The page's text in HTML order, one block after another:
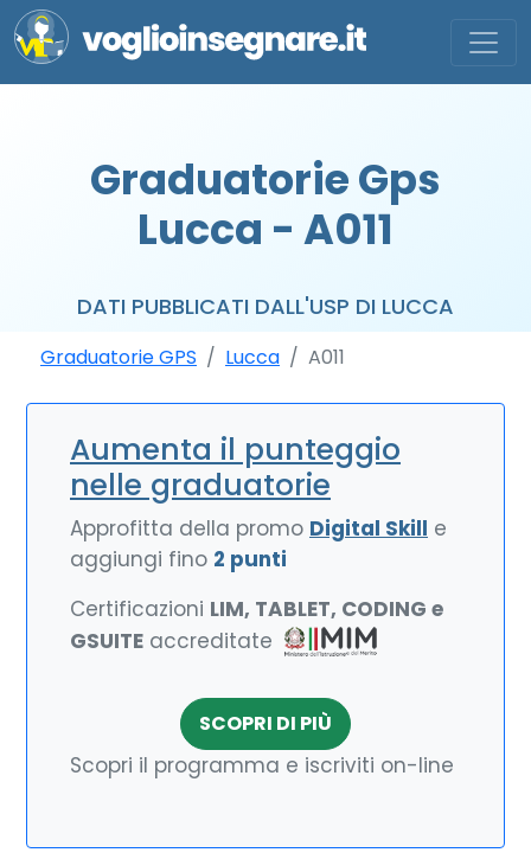
Graduatorie Gps
Lucca - A011
DATI PUBBLICATI DALL'USP DI LUCCA
Graduatorie GPS Lucca A011
Aumenta il punteggio
nelle graduatorie
Approfitta della promo Digital Skill e
aggiungi fino 2 punti
Certificazioni LIM, TABLET, CODING e
GSUITE accreditate
SCOPRI DI PIÙ
Scopri il programma e iscriviti on-line